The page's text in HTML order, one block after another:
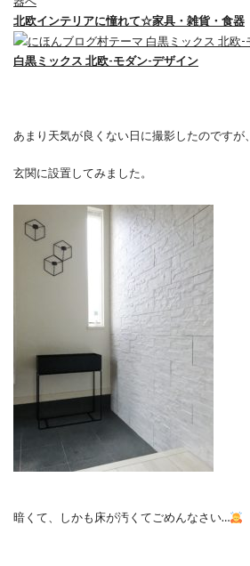
北欧インテリアに憧れて☆家具・雑貨・食器
白黒ミックス 北欧-モダン-デザイン
あまり天気が良くない日に撮影したのですが、
玄関に設置してみました。
暗くて、しかも床が汚くてごめんなさい…